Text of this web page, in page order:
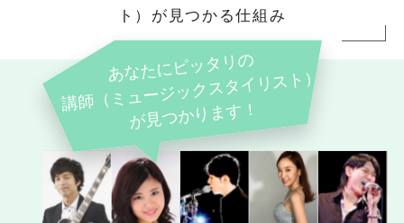
ト）が見つかる仕組み